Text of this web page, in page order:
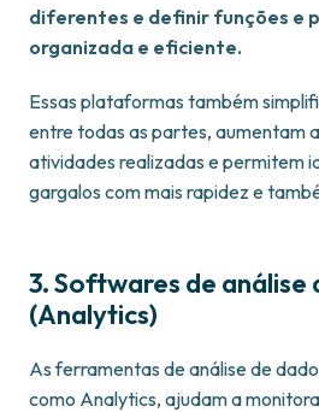
diferentes e definir funções e
organizada e eficiente.
Essas plataformas também
entre todas as partes, aumentam
atividades realizadas e permitem
gargalos com mais rapidez e
3. Softwares de análise
(Analytics)
As ferramentas de análise de
como Analytics, ajudam a